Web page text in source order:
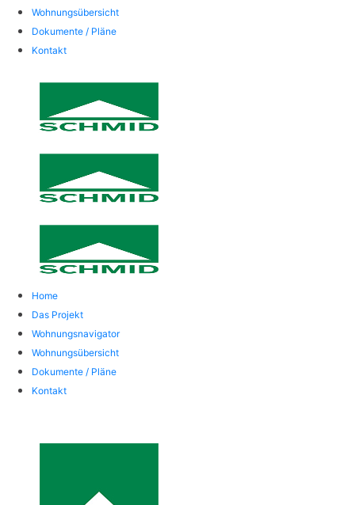
Wohnungsübersicht
Dokumente / Pläne
Kontakt
Home
Das Projekt
Wohnungsnavigator
Wohnungsübersicht
Dokumente / Pläne
Kontakt